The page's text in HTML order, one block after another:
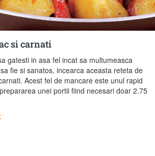
si carnati
gatesti in asa fel incat sa multumeasca
fie si sanatos, incearca aceasta reteta de
Acest fel de mancare este unul rapid
unei portii fiind necesari doar 2.75